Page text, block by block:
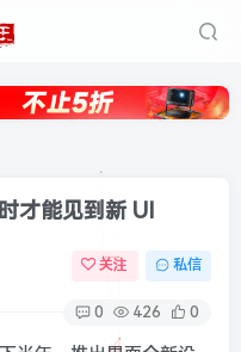
才能见到新 UI
关注 私信
0 426 0